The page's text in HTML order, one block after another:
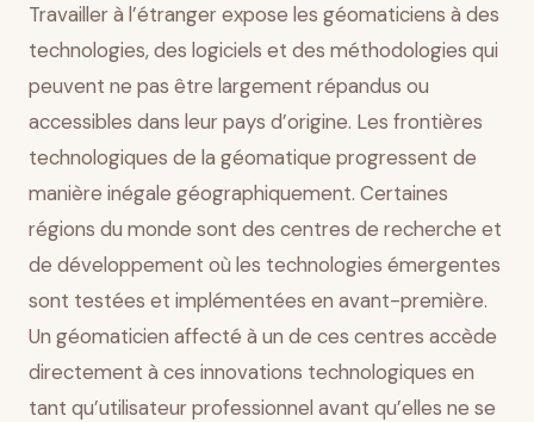
Travailler à l’étranger expose les géomaticiens à des
technologies, des logiciels et des méthodologies qui
peuvent ne pas être largement répandus ou
accessibles dans leur pays d’origine. Les frontières
technologiques de la géomatique progressent de
manière inégale géographiquement. Certaines
régions du monde sont des centres de recherche et
de développement où les technologies émergentes
sont testées et implémentées en avant-première.
Un géomaticien affecté à un de ces centres accède
directement à ces innovations technologiques en
tant qu’utilisateur professionnel avant qu’elles ne se